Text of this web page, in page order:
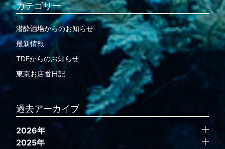
カテゴリー
潜酔酒場からのお知らせ
最新情報
TDFからのお知らせ
東京お店番日記
過去アーカイブ
2026年
2025年